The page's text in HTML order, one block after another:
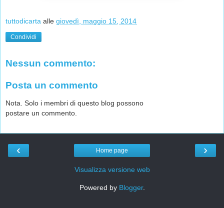
tuttodicarta alle giovedì, maggio 15, 2014
Condividi
Nessun commento:
Posta un commento
Nota. Solo i membri di questo blog possono
postare un commento.
‹ ›
Home page
Visualizza versione web
Powered by Blogger.